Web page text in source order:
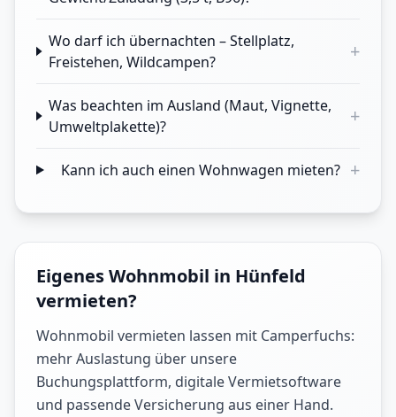
Wo darf ich übernachten – Stellplatz,
Freistehen, Wildcampen?
+
Was beachten im Ausland (Maut, Vignette,
Umweltplakette)?
+
Kann ich auch einen Wohnwagen mieten? +
Eigenes Wohnmobil in Hünfeld
vermieten?
Wohnmobil vermieten lassen mit Camperfuchs:
mehr Auslastung über unsere
Buchungsplattform, digitale Vermietsoftware
und passende Versicherung aus einer Hand.